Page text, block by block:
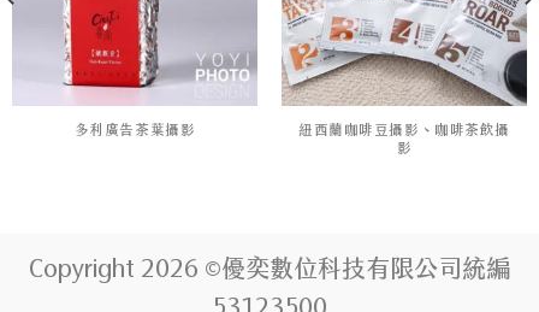
多利廣告茶葉攝影
紐西蘭咖啡豆攝影、咖啡茶飲攝
影
Copyright 2026 ©優奕數位科技有限公司統編
53123500